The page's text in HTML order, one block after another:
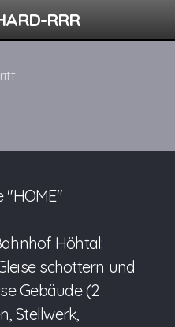
RRR
"HOME"
Höhtal:
schottern und
Gebäude (2
Stellwerk,